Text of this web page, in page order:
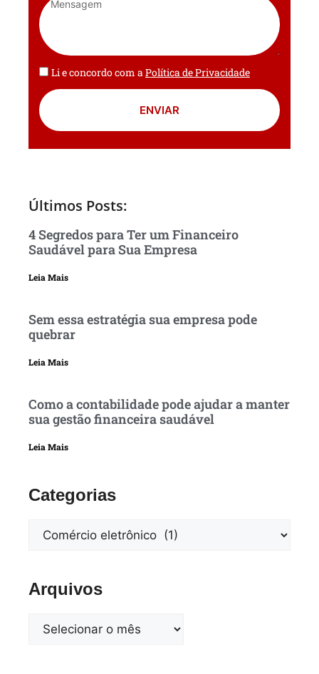
Li e concordo com aPolítica de Privacidade
ENVIAR
Últimos Posts:
4 Segredos para Ter um Financeiro
Saudável para Sua Empresa
Leia Mais
Sem essa estratégia sua empresa pode
quebrar
Leia Mais
Como a contabilidade pode ajudar a manter
sua gestão financeira saudável
Leia Mais
Categorias
Arquivos